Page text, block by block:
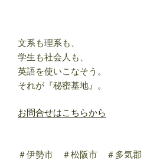
文系も理系も、
学生も社会人も、
英語を使いこなそう。
それが『秘密基地』。
お問合せはこちらから
＃伊勢市 ＃松阪市 ＃多気